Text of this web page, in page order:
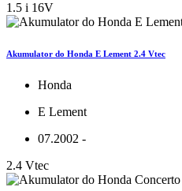
1.5 i 16V
Akumulator do Honda E Lement 2.4 Vtec
Honda
E Lement
07.2002 -
2.4 Vtec